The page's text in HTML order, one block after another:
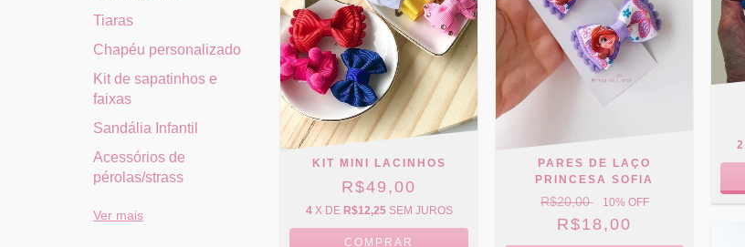
Tiaras
Chapéu personalizado
Kit de sapatinhos e
faixas
Sandália Infantil
Acessórios de
pérolas/strass
Ver mais
KIT MINI LACINHOS
R$49,00
4 X DE R$12,25 SEM JUROS
PARES DE LAÇO
PRINCESA SOFIA
R$20,00 10% OFF
R$18,00
2